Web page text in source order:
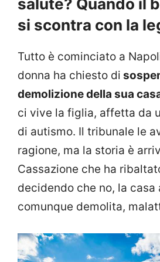
salute? Quando il
si scontra con la
Tutto è cominciato a
donna ha chiesto di
demolizione della sua
ci vive la figlia, affetta da
di autismo. Il tribunale le
ragione, ma la storia è
Cassazione che ha
decidendo che no, la casa
comunque demolita,